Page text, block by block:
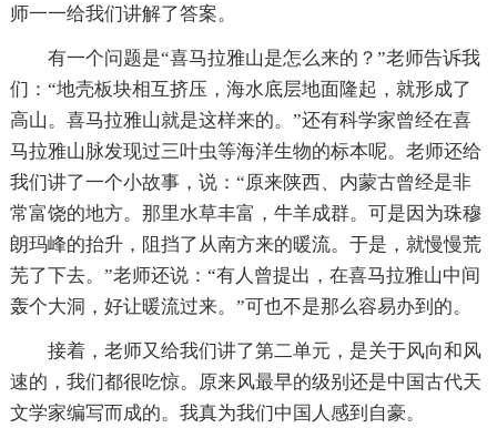
师一一给我们讲解了答案。
有一个问题是“喜马拉雅山是怎么来的？”老师告诉我
们：“地壳板块相互挤压，海水底层地面隆起，就形成了
高山。喜马拉雅山就是这样来的。”还有科学家曾经在喜
马拉雅山脉发现过三叶虫等海洋生物的标本呢。老师还给
我们讲了一个小故事，说：“原来陕西、内蒙古曾经是非
常富饶的地方。那里水草丰富，牛羊成群。可是因为珠穆
朗玛峰的抬升，阻挡了从南方来的暖流。于是，就慢慢荒
芜了下去。”老师还说：“有人曾提出，在喜马拉雅山中间
轰个大洞，好让暖流过来。”可也不是那么容易办到的。
接着，老师又给我们讲了第二单元，是关于风向和风
速的，我们都很吃惊。原来风最早的级别还是中国古代天
文学家编写而成的。我真为我们中国人感到自豪。